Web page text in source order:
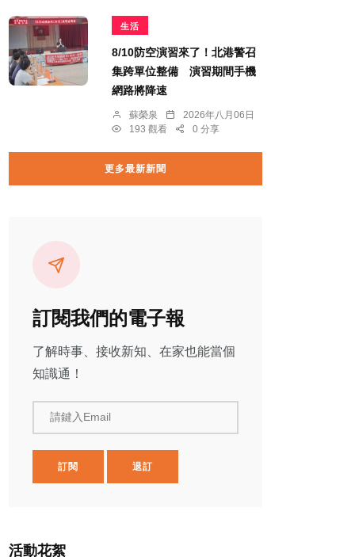
生活
8/10防空演習來了！北港警召
集跨單位整備 演習期間手機
網路將降速
蘇榮泉
2026年八月06日
193 觀看
0 分享
更多最新新聞
訂閱我們的電子報
了解時事、接收新知、在家也能當個
知識通！
請鍵入Email
訂閱 退訂
活動花絮